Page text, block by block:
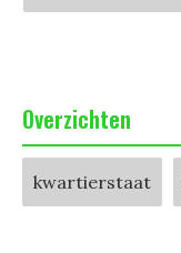
Overzichten
kwartierstaat